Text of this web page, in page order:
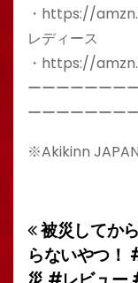
・https://
レディース
・https://
ーーーーーーー
ーーーーーーー
※Akikinn
投
稿
被災してか
らないやつ